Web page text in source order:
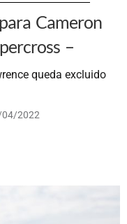
Cameron
–
queda excluido
2022